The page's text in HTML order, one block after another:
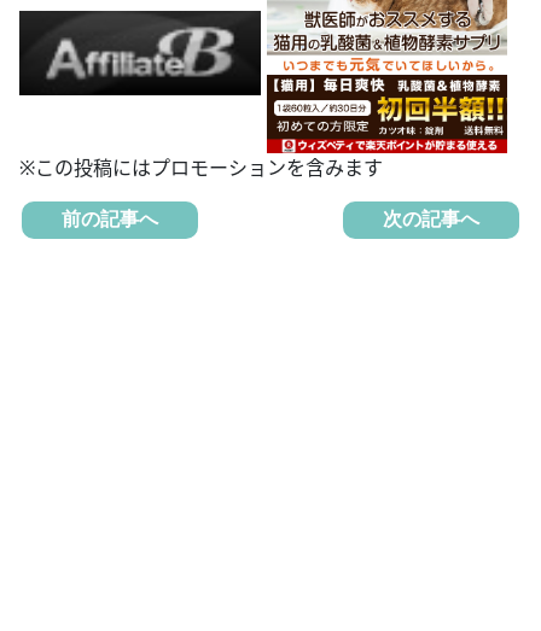
※この投稿にはプロモーションを含みます
前の記事へ 次の記事へ